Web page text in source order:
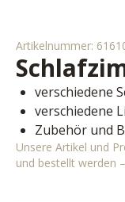
Artikelnummer:
verschiedene
verschiedene
Zubehör und
Unsere Artikel und
und bestellt werden